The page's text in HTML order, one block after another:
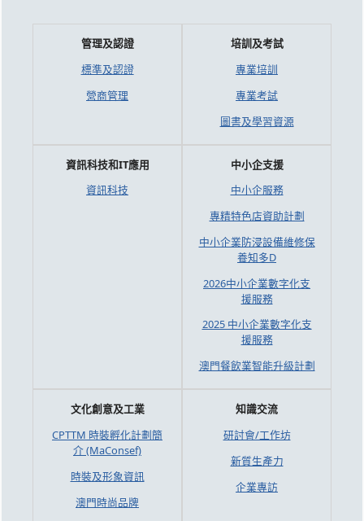
管理及認證
標準及認證
營商管理
培訓及考試
專業培訓
專業考試
圖書及學習資源
資訊科技和IT應用
資訊科技
中小企支援
中小企服務
專精特色店資助計劃
中小企業防浸設備維修保
養知多D
2026中小企業數字化支
援服務
2025 中小企業數字化支
援服務
澳門餐飲業智能升級計劃
文化創意及工業
CPTTM 時裝孵化計劃簡
介 (MaConsef)
時裝及形象資訊
澳門時尚品牌
知識交流
研討會/工作坊
新質生產力
企業專訪